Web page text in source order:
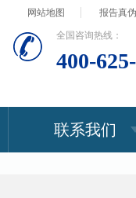
网站地图 报告真
全国咨询热线：
400-
联系我们